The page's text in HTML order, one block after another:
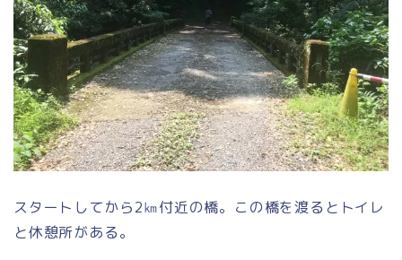
スタートしてから2㎞付近の橋。この橋を渡るとトイレ
と休憩所がある。